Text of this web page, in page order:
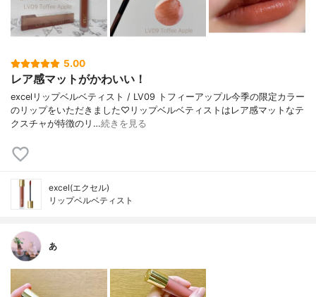
5.00
レア感マットがかわいい！
excelリップベルベティスト / LV09 トフィーアップル今季の限定カラー
のリップをいただきました♡リップベルベティストはレア感マットなテ
クスチャが特徴のリ…続きを見る
excel(エクセル)
リップベルベティスト
あ